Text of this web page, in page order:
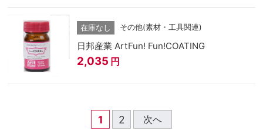
在庫なし その他(素材・工具関連)
日邦産業 ArtFun! Fun!COATING
2,035 円
1 2 次へ